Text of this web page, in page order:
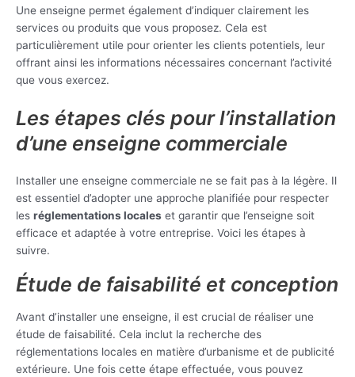
Une enseigne permet également d’indiquer clairement les
services ou produits que vous proposez. Cela est
particulièrement utile pour orienter les clients potentiels, leur
offrant ainsi les informations nécessaires concernant l’activité
que vous exercez.
Les étapes clés pour l’installation
d’une enseigne commerciale
Installer une enseigne commerciale ne se fait pas à la légère. Il
est essentiel d’adopter une approche planifiée pour respecter
les réglementations locales et garantir que l’enseigne soit
efficace et adaptée à votre entreprise. Voici les étapes à
suivre.
Étude de faisabilité et conception
Avant d’installer une enseigne, il est crucial de réaliser une
étude de faisabilité. Cela inclut la recherche des
réglementations locales en matière d’urbanisme et de publicité
extérieure. Une fois cette étape effectuée, vous pouvez